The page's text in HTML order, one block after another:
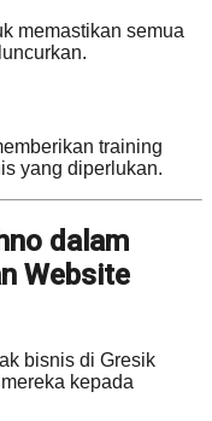
memastikan semua
training
yang diperlukan.
dalam
Website
bisnis di Gresik
kepada